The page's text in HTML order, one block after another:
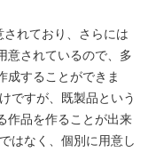
れており、さらには
意されているので、多
成することができま
ですが、既製品という
作品を作ることが出来
はなく、個別に用意し